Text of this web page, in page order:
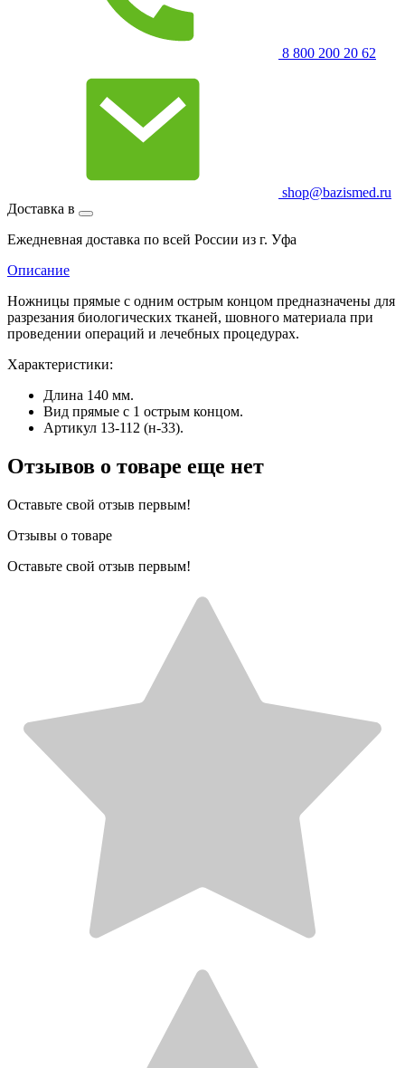
8 800 200 20 62
shop@bazismed.ru
Доставка в
Ежедневная доставка по всей России из г. Уфа
Описание
Ножницы прямые с одним острым концом предназначены для
разрезания биологических тканей, шовного материала при
проведении операций и лечебных процедурах.
Характеристики:
Длина 140 мм.
Вид прямые с 1 острым концом.
Артикул 13-112 (н-33).
Отзывов о товаре еще нет
Оставьте свой отзыв первым!
Отзывы о товаре
Оставьте свой отзыв первым!